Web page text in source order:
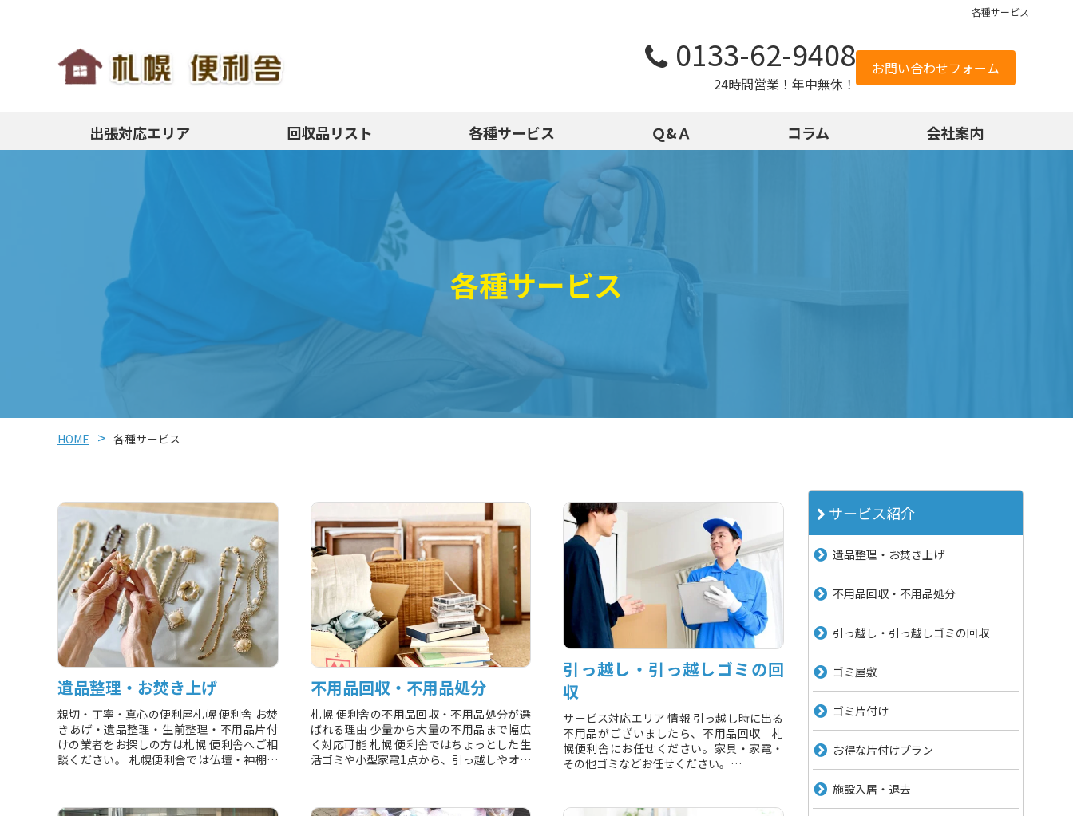
各種サービス
0133-62-9408
24時間営業！年中無休！
お問い合わせフォーム
出張対応エリア 回収品リスト 各種サービス Ｑ&Ａ コラム 会社案内
各種サービス
HOME 各種サービス
遺品整理・お焚き上げ
親切・丁寧・真心の便利屋札幌 便利舎 お焚
きあげ・遺品整理・生前整理・不用品片付
けの業者をお探しの方は札幌 便利舎へご相
談ください。 札幌便利舎では仏壇・神棚・
不用品回収・不用品処分
札幌 便利舎の不用品回収・不用品処分が選
ばれる理由 少量から大量の不用品まで幅広
く対応可能 札幌 便利舎ではちょっとした生
活ゴミや小型家電1点から、引っ越しやオフ
引っ越し・引っ越しゴミの回
収
サービス対応エリア 情報 引っ越し時に出る
不用品がございましたら、不用品回収 札
幌便利舎にお任せください。家具・家電・
その他ゴミなどお任せください。
サービス紹介
遺品整理・お焚き上げ
不用品回収・不用品処分
引っ越し・引っ越しゴミの回収
ゴミ屋敷
ゴミ片付け
お得な片付けプラン
施設入居・退去